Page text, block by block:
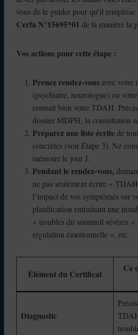
vous de le guider pour qu’il remplisse
Cerfa N°15695*01 de la manière la
Vos actions pour cette étape :
Prenez rendez-vous avec votre
(psychiatre, neurologue) ou
connaît bien votre TDAH.
dossier MDPH, la consultation
Préparez une liste écritede
concrètes (voir Étape 3). Ne
mémoire le jour J.
Pendant le rendez-vous,
ne pas seulement écrire «
l’impact de vos symptômes sur
planification entraînant une
« troubles du sommeil sévères
régulation émotionnelle », etc.
Élément du Certificat
Ce
Diagnostic